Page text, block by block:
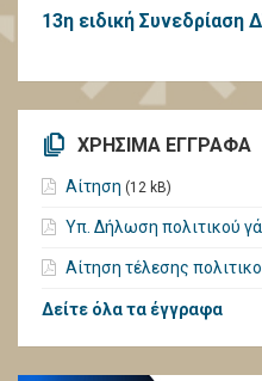
13η ειδική Συνεδρίαση
ΧΡΗΣΙΜΑ ΕΓΓΡΑΦΑ
Αίτηση (12 kB)
Υπ. Δήλωση πολιτικού
Αίτηση τέλεσης
Δείτε όλα τα έγγραφα